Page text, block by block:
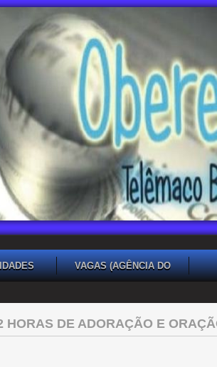
VAGAS (AGÊNCIA DO
HORAS DE ADORAÇÃO E